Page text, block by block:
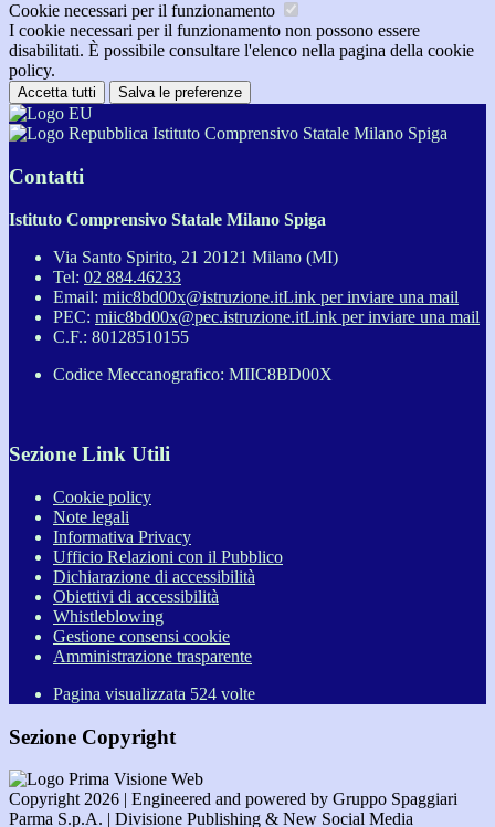
Cookie necessari per il funzionamento
I cookie necessari per il funzionamento non possono essere
disabilitati. È possibile consultare l'elenco nella pagina della cookie
policy.
Accetta tutti Salva le preferenze
Istituto Comprensivo Statale Milano Spiga
Contatti
Istituto Comprensivo Statale Milano Spiga
Via Santo Spirito, 21 20121 Milano (MI)
Tel: 02 884.46233
Email: miic8bd00x@istruzione.itLink per inviare una mail
PEC: miic8bd00x@pec.istruzione.itLink per inviare una mail
C.F.: 80128510155
Codice Meccanografico: MIIC8BD00X
Sezione Link Utili
Cookie policy
Note legali
Informativa Privacy
Ufficio Relazioni con il Pubblico
Dichiarazione di accessibilità
Obiettivi di accessibilità
Whistleblowing
Gestione consensi cookie
Amministrazione trasparente
Pagina visualizzata 524 volte
Sezione Copyright
Copyright 2026 | Engineered and powered by Gruppo Spaggiari
Parma S.p.A. | Divisione Publishing & New Social Media